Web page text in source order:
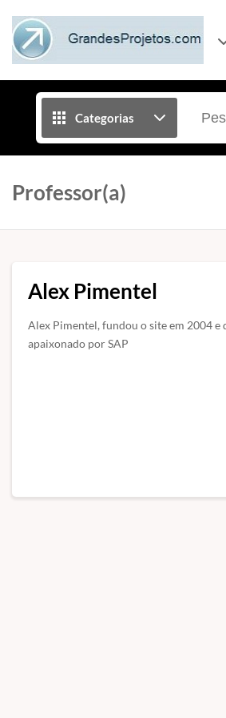
Categorias
Professor(a)
Alex Pimentel
Alex Pimentel, fundou o site em 2004 e
apaixonado por SAP